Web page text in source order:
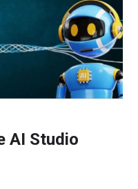
AI Studio